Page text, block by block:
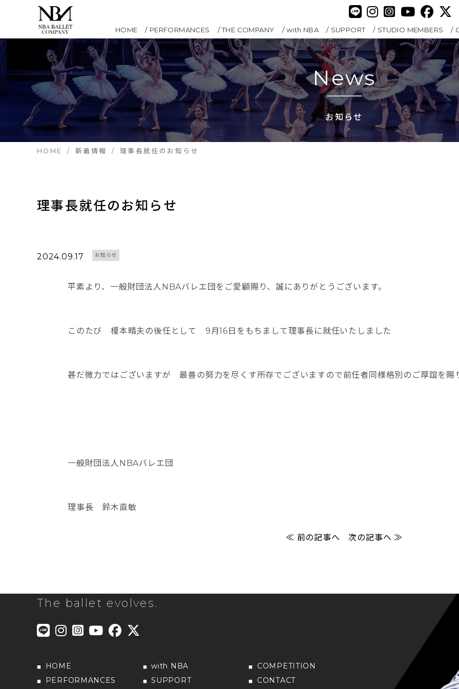
HOME PERFORMANCES THE COMPANY with NBA SUPPORT STUDIO MEMBERS
News
お知らせ
HOME 新着情報 理事長就任のお知らせ
理事長就任のお知らせ
2024.09.17 お知らせ
平素より、一般財団法人NBAバレエ団をご愛顧賜り、誠にありがとうございます。
このたび 榎本晴夫の後任として 9月16日をもちまして理事長に就任いたしました
甚だ微力ではございますが 最善の努力を尽くす所存でございますので前任者同様格別のご厚誼を賜
一般財団法人NBAバレエ団
理事長 鈴木直敏
≪ 前の記事へ 次の記事へ ≫
The ballet evolves.
HOME
PERFORMANCES
with NBA
SUPPORT
COMPETITION
CONTACT